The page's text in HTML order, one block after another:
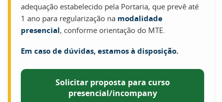
adequação estabelecido pela Portaria, que prevê até
1 ano para regularização na modalidade
presencial, conforme orientação do MTE.
Em caso de dúvidas, estamos à disposição.
Solicitar proposta para curso
presencial/incompany